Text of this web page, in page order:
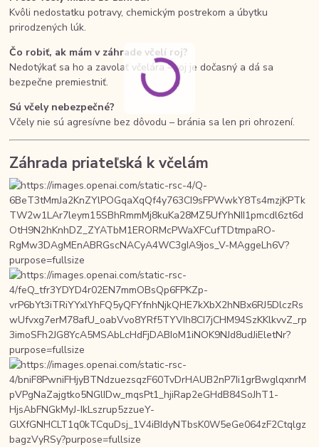
Kvôli nedostatku potravy, chemickým postrekom a úbytku
prirodzených lúk.
Čo robiť, ak mám v záhrade včelí roj?
Nedotýkať sa ho a zavolať včelára – roj je dočasný a dá sa
bezpečne premiestniť.
Sú včely nebezpečné?
Včely nie sú agresívne bez dôvodu – bránia sa len pri ohrození.
Záhrada priateľská k včelám